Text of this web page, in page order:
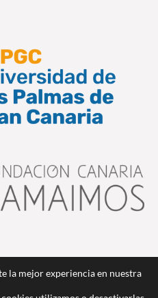
la mejor experiencia en nuestra